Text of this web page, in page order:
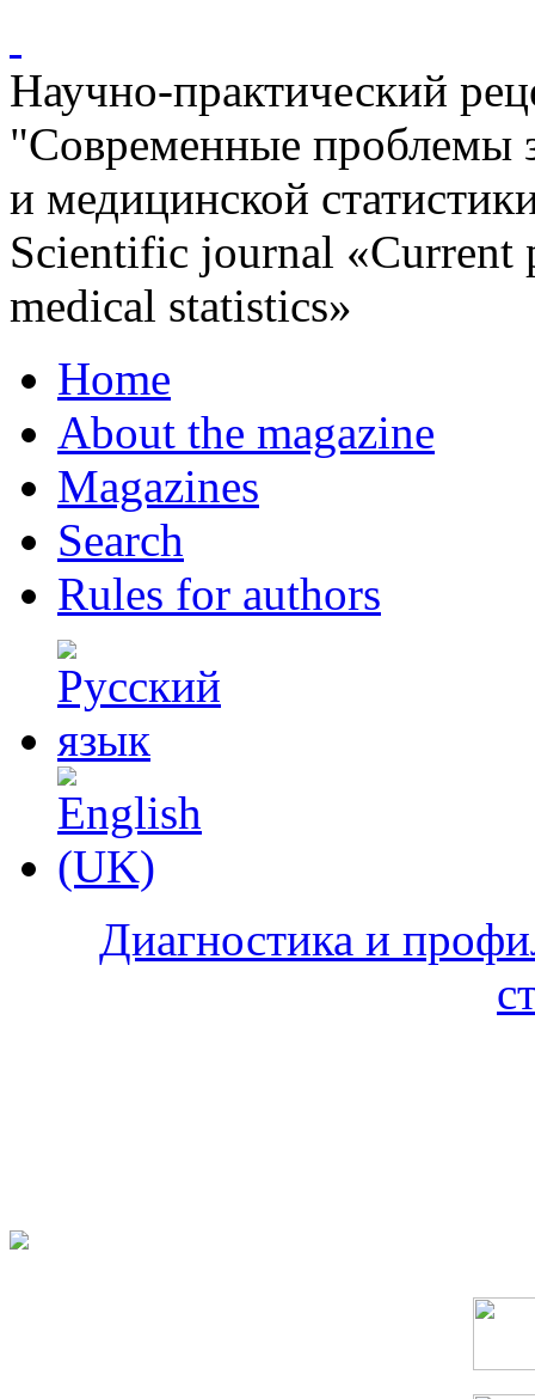
Научно-практический
"Современные проблемы
и медицинской
Scientific journal «Current
medical statistics»
Home
About the magazine
Magazines
Search
Rules for authors
Диагностика и